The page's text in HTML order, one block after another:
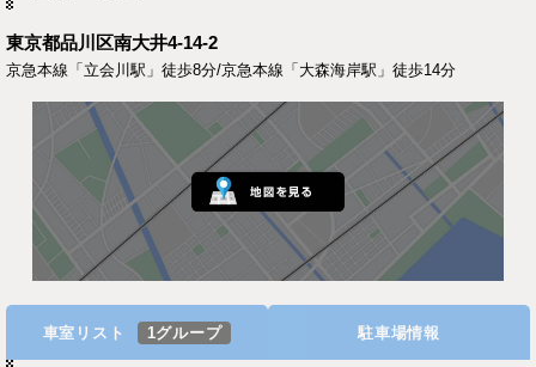
東京都品川区南大井4-14-2
京急本線「立会川駅」徒歩8分/京急本線「大森海岸駅」徒歩14分
車室リスト 1グループ 駐車場情報